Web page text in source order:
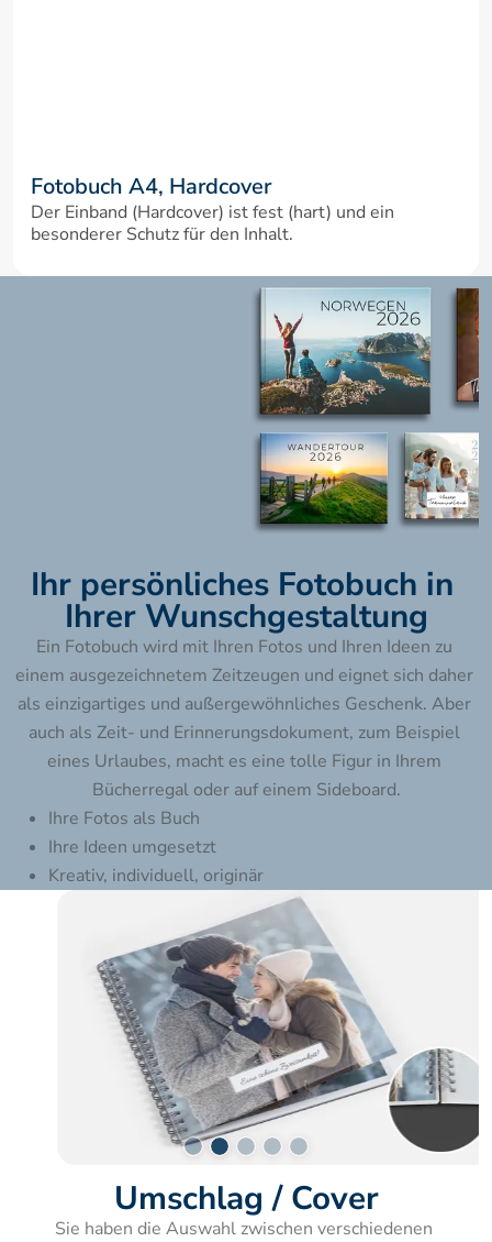
Fotobuch A4, Hardcover
Der Einband (Hardcover) ist fest (hart) und ein
besonderer Schutz für den Inhalt.
Ihr persönliches Fotobuch in
Ihrer Wunschgestaltung
Ein Fotobuch wird mit Ihren Fotos und Ihren Ideen zu
einem ausgezeichnetem Zeitzeugen und eignet sich daher
als einzigartiges und außergewöhnliches Geschenk. Aber
auch als Zeit- und Erinnerungsdokument, zum Beispiel
eines Urlaubes, macht es eine tolle Figur in Ihrem
Bücherregal oder auf einem Sideboard.
Ihre Fotos als Buch
Ihre Ideen umgesetzt
Kreativ, individuell, originär
Umschlag / Cover
Sie haben die Auswahl zwischen verschiedenen